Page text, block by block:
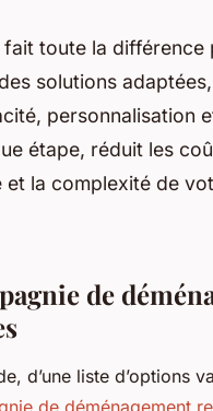
toute la
solutions
personnalisation
étape, réduit les
et la complexité de
de
d’une liste d’options
de déménagement